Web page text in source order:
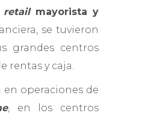
retailmayorista y
se tuvieron
grandes centros
rentas y caja.
operaciones de
, en los centros